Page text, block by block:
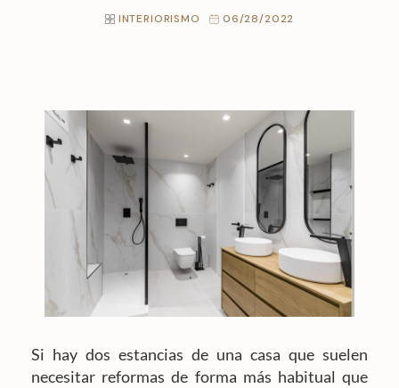
INTERIORISMO 06/28/2022
Si hay dos estancias de una casa que suelen
necesitar reformas de forma más habitual que